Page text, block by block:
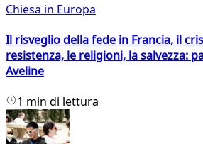
Chiesa in Europa
Il risveglio della fede in Francia, il
resistenza, le religioni, la salvezza:
Aveline
1 min di lettura